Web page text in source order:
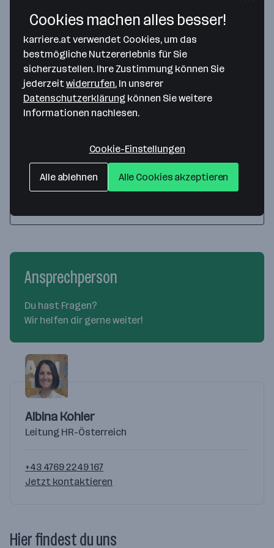
Disponent Transportmanagement (m/w/d)
vor 3 Tagen veröffentlicht
Sachsenburg
Homeoffice
Mitarbeiter für Angebots- und
vor 4 Tagen veröffentlicht
Preding, Sachsenburg
Homeoffice
Ansprechperson
Du hast Fragen?
Wir helfen dir gerne weiter!
Albina Kohler
Leitung HR-Österreich
+43 4769 2249 167
Jetzt kontaktieren
Hier findest du uns
Cookies machen alles besser!
karriere.at verwendet Cookies, um das
bestmögliche Nutzererlebnis für Sie
sicherzustellen. Ihre Zustimmung können Sie
jederzeit widerrufen. In unserer
Datenschutzerklärung können Sie weitere
Informationen nachlesen.
Cookie-Einstellungen
Alle ablehnen Alle Cookies akzeptieren